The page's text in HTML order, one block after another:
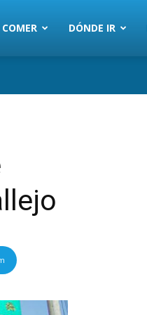
DÓNDE IR